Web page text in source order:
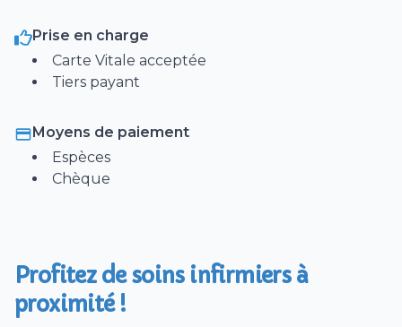
Surveillance clinique hebdomadaire
Pose de bas de contention, bas à varices
Instillation de collyres, gouttes oculaires
Surveillance et débranchement de
chimiothérapie
Prado
Sondage Urinaire (pose) / Soins de sonde
urinaire
Prise en charge
Carte Vitale acceptée
Tiers payant
Moyens de paiement
Espèces
Chèque
Profitez de soins infirmiers à
proximité !